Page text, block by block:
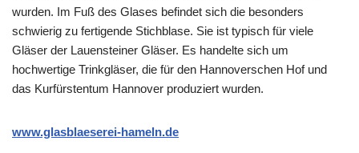
wurden. Im Fuß des Glases befindet sich die besonders
schwierig zu fertigende Stichblase. Sie ist typisch für viele
Gläser der Lauensteiner Gläser. Es handelte sich um
hochwertige Trinkgläser, die für den Hannoverschen Hof und
das Kurfürstentum Hannover produziert wurden.
www.glasblaeserei-hameln.de